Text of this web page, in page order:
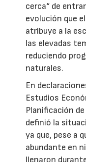
cerca“ de
evolución que
atribuye a la
las elevadas
reduciendo
naturales.
En
Estudios
Planificación
definió la
ya que, pese a
abundante en
llenaron